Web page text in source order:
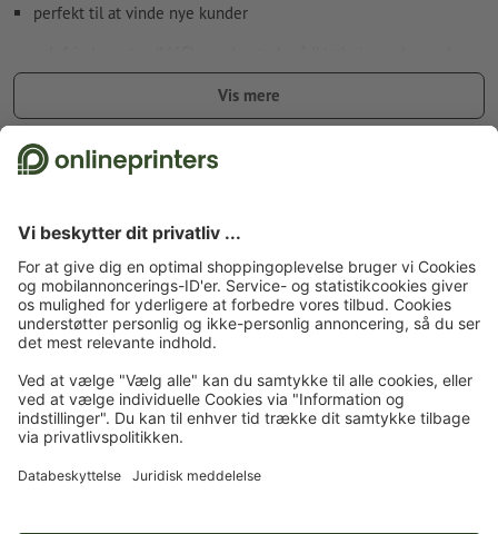
Hvordan opretter jeg udskriftsdata korrekt?
perfekt til at vinde nye kunder
med gråt foer og spidsklap
dette kort er beregnet til stående format, husk at oprette dine
trykdata tilsvarende
Vis mere
Fakta vedr. sikkerhed og producent
Forside Kort Gavekort Foldede gavekort Foldede gavekort, M65, Stående
Tilmeld dig til nyhedsbrevet og få en rabatkupon på 15 %